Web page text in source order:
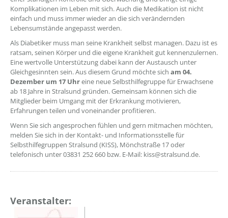
Komplikationen im Leben mit sich. Auch die Medikation ist nicht
einfach und muss immer wieder an die sich verändernden
Lebensumstände angepasst werden.
Als Diabetiker muss man seine Krankheit selbst managen. Dazu ist es
ratsam, seinen Körper und die eigene Krankheit gut kennenzulernen.
Eine wertvolle Unterstützung dabei kann der Austausch unter
Gleichgesinnten sein. Aus diesem Grund möchte sich am 04.
Dezember um 17 Uhreine neue Selbsthilfegruppe für Erwachsene
ab 18 Jahre in Stralsund gründen. Gemeinsam können sich die
Mitglieder beim Umgang mit der Erkrankung motivieren,
Erfahrungen teilen und voneinander profitieren.
Wenn Sie sich angesprochen fühlen und gern mitmachen möchten,
melden Sie sich in der Kontakt- und Informationsstelle für
Selbsthilfegruppen Stralsund (KISS), Mönchstraße 17 oder
telefonisch unter 03831 252 660 bzw. E-Mail: kiss@stralsund.de.
Veranstalter: